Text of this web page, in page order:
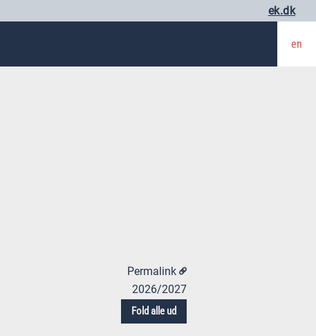
ek.dk
en
Permalink
2026/2027
Fold alle ud